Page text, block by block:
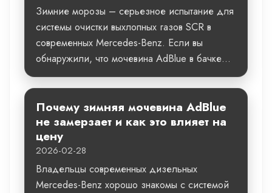
Зимние морозы – серьезное испытание для
системы очистки выхлопных газов SCR в
современных Mercedes-Benz. Если вы
обнаружили, что мочевина AdBlue в бачке...
Почему зимняя мочевина AdBlue
не замерзает и как это влияет на
цену
2026-02-28
Владельцы современных дизельных
Mercedes-Benz хорошо знакомы с системой